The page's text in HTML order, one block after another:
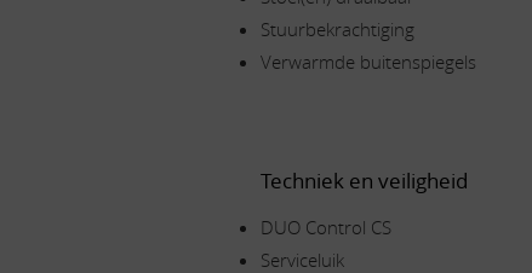
Stuurbekrachtiging
Verwarmde buitenspiegels
Techniek en veiligheid
DUO Control CS
Serviceluik